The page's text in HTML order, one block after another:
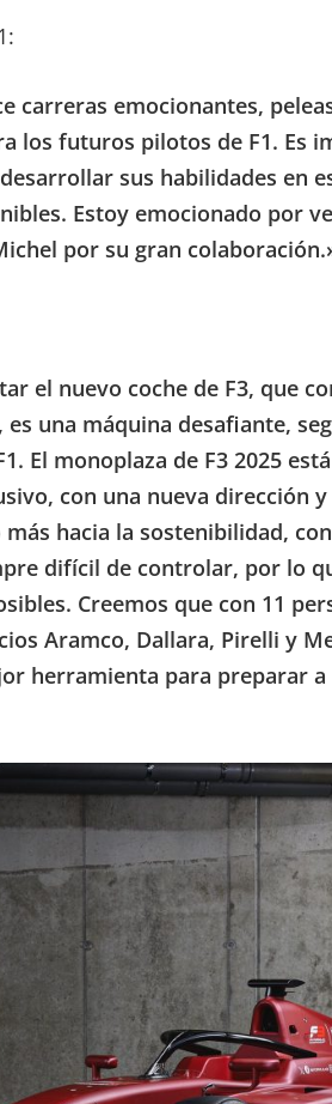
carreras emocionantes,
los futuros pilotos de F1. Es
sus habilidades en
Estoy emocionado por
por su gran
el nuevo coche de F3, que
es una máquina desafiante,
El monoplaza de F3 2025
con una nueva dirección
hacia la sostenibilidad,
difícil de controlar, por lo
Creemos que con 11
Aramco, Dallara, Pirelli y
herramienta para preparar